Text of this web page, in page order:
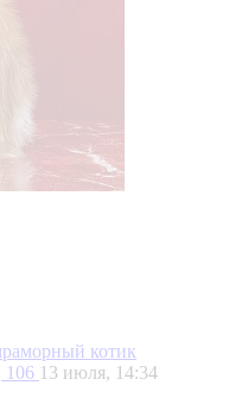
котик
106 13 июля, 14:34